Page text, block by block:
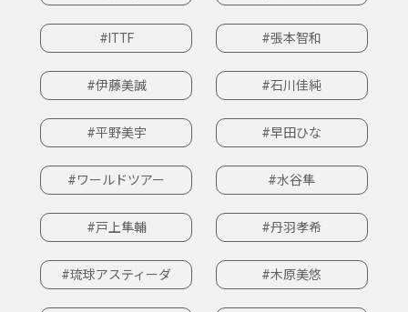
#ITTF #張本智和
#伊藤美誠 #石川佳純
#平野美宇 #早田ひな
#ワールドツアー #水谷隼
#戸上隼輔 #丹羽孝希
#琉球アスティーダ #木原美悠